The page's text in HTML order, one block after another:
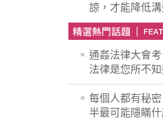
諒，才能降低
通姦法律大會
法律是您所不知
每個人都有秘
半最可能隱瞞什